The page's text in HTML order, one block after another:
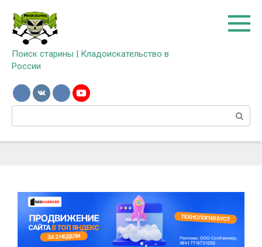
контенту
Поиск старины | Кладоискательство в
России